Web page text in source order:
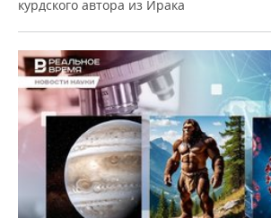
курдского автора из Ирака